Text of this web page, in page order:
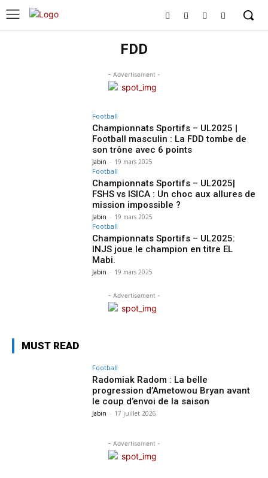
FDD
- Advertisement -
Football
Championnats Sportifs – UL2025 |
Football masculin : La FDD tombe de
son trône avec 6 points
Jabin - 19 mars 2025
Football
Championnats Sportifs – UL2025|
FSHS vs ISICA : Un choc aux allures de
mission impossible ?
Jabin - 19 mars 2025
Football
Championnats Sportifs – UL2025:
INJS joue le champion en titre EL
Mabi.
Jabin - 19 mars 2025
- Advertisement -
MUST READ
Football
Radomiak Radom : La belle
progression d’Ametowou Bryan avant
le coup d’envoi de la saison
Jabin - 17 juillet 2026
- Advertisement -